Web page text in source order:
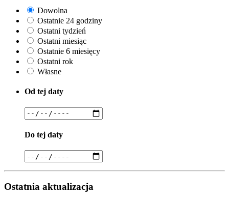
Dowolna
Ostatnie 24 godziny
Ostatni tydzień
Ostatni miesiąc
Ostatnie 6 miesięcy
Ostatni rok
Własne
Od tej daty
Do tej daty
Ostatnia aktualizacja